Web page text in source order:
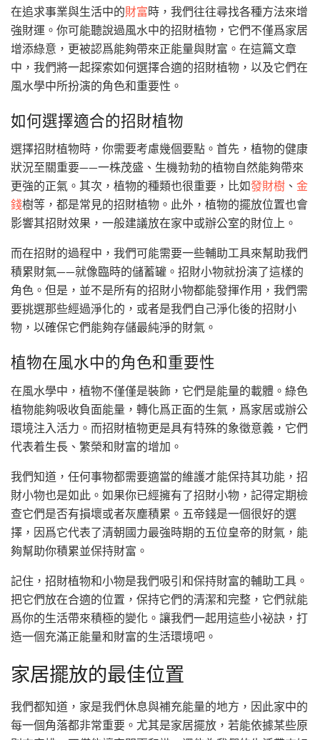
在追求事業與生活中的財富時，我們往往尋找各種方法來增
強財運。你可能聽說過風水中的招財植物，它們不僅爲家居
增添綠意，更被認爲能夠帶來正能量與財富。在這篇文章
中，我們將一起探索如何選擇合適的招財植物，以及它們在
風水學中所扮演的角色和重要性。
如何選擇適合的招財植物
選擇招財植物時，你需要考慮幾個要點。首先，植物的健康
狀況至關重要——一株茂盛、生機勃勃的植物自然能夠帶來
更強的正氣。其次，植物的種類也很重要，比如發財樹 、 金
錢樹等，都是常見的招財植物。此外，植物的擺放位置也會
影響其招財效果，一般建議放在家中或辦公室的財位上。
而在招財的過程中，我們可能需要一些輔助工具來幫助我們
積累財氣——就像臨時的儲蓄罐。招財小物就扮演了這樣的
角色。但是，並不是所有的招財小物都能發揮作用，我們需
要挑選那些經過淨化的，或者是我們自己淨化後的招財小
物，以確保它們能夠存儲最純淨的財氣。
植物在風水中的角色和重要性
在風水學中，植物不僅僅是裝飾，它們是能量的載體。綠色
植物能夠吸收負面能量，轉化爲正面的生氣，爲家居或辦公
環境注入活力。而招財植物更是具有特殊的象徵意義，它們
代表着生長、繁榮和財富的增加。
我們知道，任何事物都需要適當的維護才能保持其功能，招
財小物也是如此。如果你已經擁有了招財小物，記得定期檢
查它們是否有損壞或者灰塵積累。五帝錢是一個很好的選
擇，因爲它代表了清朝國力最強時期的五位皇帝的財氣，能
夠幫助你積累並保持財富。
記住，招財植物和小物是我們吸引和保持財富的輔助工具。
把它們放在合適的位置，保持它們的清潔和完整，它們就能
爲你的生活帶來積極的變化。讓我們一起用這些小祕訣，打
造一個充滿正能量和財富的生活環境吧。
家居擺放的最佳位置
我們都知道，家是我們休息與補充能量的地方，因此家中的
每一個角落都非常重要。尤其是家居擺放，若能依據某些原